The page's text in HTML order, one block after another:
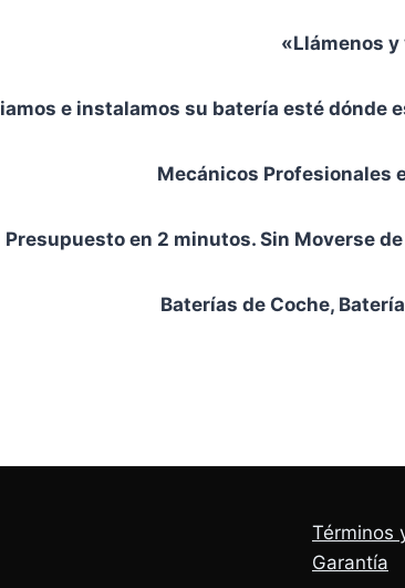
«Llámenos
e instalamos su batería esté dónde
Mecánicos Profesionales
Presupuesto en 2 minutos. Sin Moverse
Baterías de Coche,
Términos
Garantía